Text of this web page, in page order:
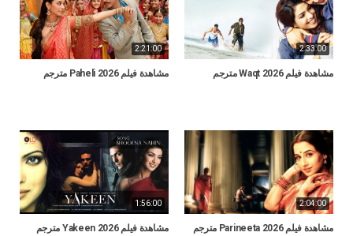
2:33:00
مشاهدة فيلم Waqt 2026 مترجم
2:21:00
مشاهدة فيلم Paheli 2026 مترجم
2:04:00
مشاهدة فيلم Parineeta 2026 مترجم
1:56:00
مشاهدة فيلم Yakeen 2026 مترجم